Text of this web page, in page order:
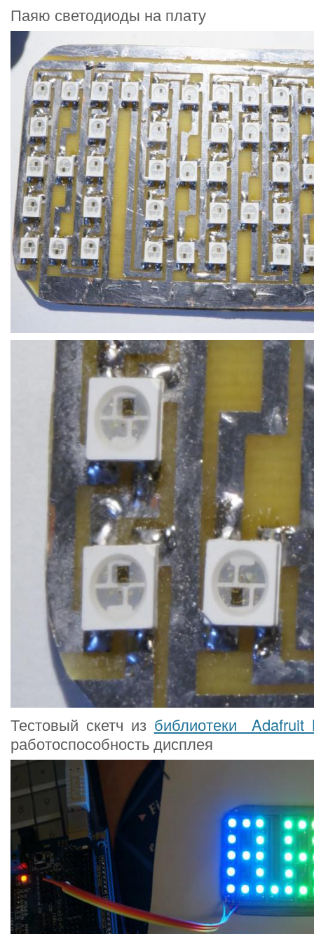
Паяю светодиоды на плату
Тестовый скетч из библиотеки Adafruit
работоспособность дисплея